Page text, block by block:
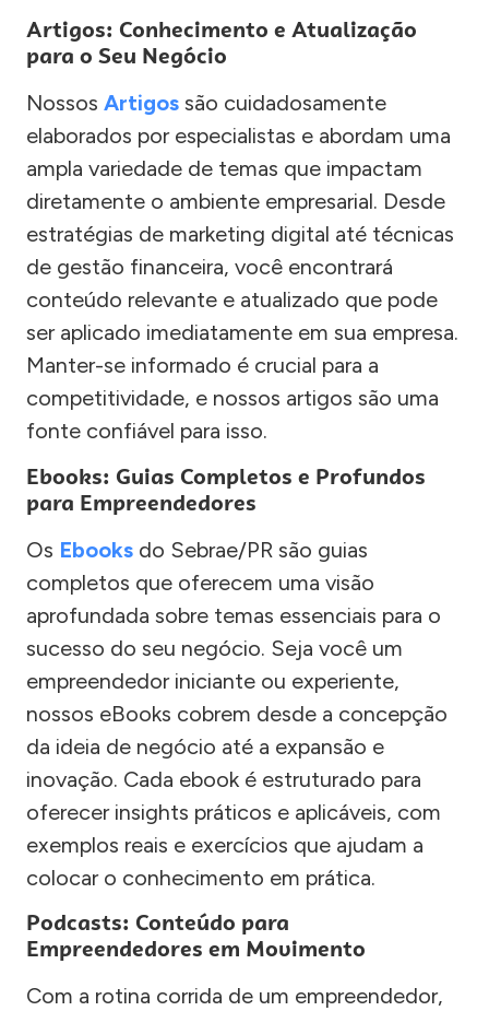
Artigos: Conhecimento e Atualização
para o Seu Negócio
Nossos Artigos são cuidadosamente
elaborados por especialistas e abordam uma
ampla variedade de temas que impactam
diretamente o ambiente empresarial. Desde
estratégias de marketing digital até técnicas
de gestão financeira, você encontrará
conteúdo relevante e atualizado que pode
ser aplicado imediatamente em sua empresa.
Manter-se informado é crucial para a
competitividade, e nossos artigos são uma
fonte confiável para isso.
Ebooks: Guias Completos e Profundos
para Empreendedores
Os Ebooks do Sebrae/PR são guias
completos que oferecem uma visão
aprofundada sobre temas essenciais para o
sucesso do seu negócio. Seja você um
empreendedor iniciante ou experiente,
nossos eBooks cobrem desde a concepção
da ideia de negócio até a expansão e
inovação. Cada ebook é estruturado para
oferecer insights práticos e aplicáveis, com
exemplos reais e exercícios que ajudam a
colocar o conhecimento em prática.
Podcasts: Conteúdo para
Empreendedores em Movimento
Com a rotina corrida de um empreendedor,